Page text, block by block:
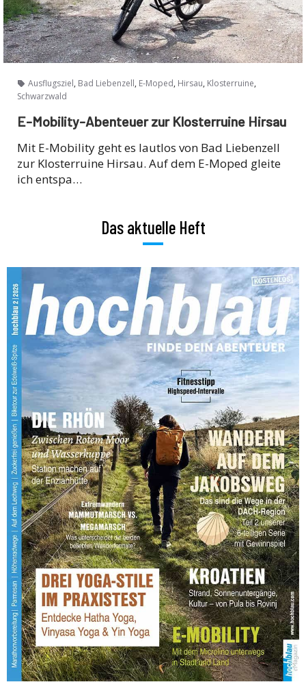
Ausflugsziel, Bad Liebenzell, E-Moped, Hirsau, Klosterruine,
Schwarzwald
E-Mobility-Abenteuer zur Klosterruine Hirsau
Mit E-Mobility geht es lautlos von Bad Liebenzell
zur Klosterruine Hirsau. Auf dem E-Moped gleite
ich entspa…
Das aktuelle Heft